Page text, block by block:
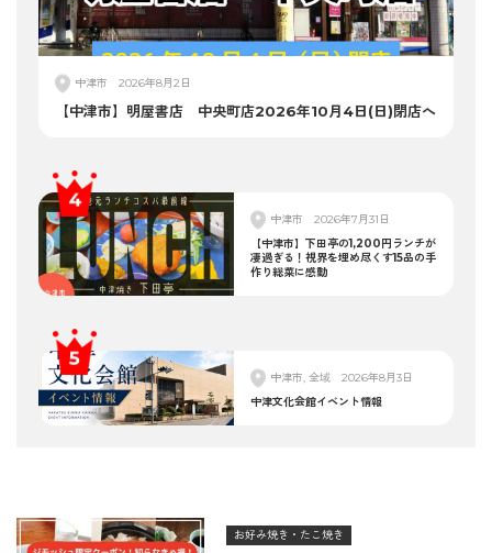
中津市 2026年8月2日
【中津市】明屋書店 中央町店2026年10月4日(日)閉店へ
中津市
2026年7月31日
【中津市】下田亭の1,200円ランチが
凄過ぎる！視界を埋め尽くす15品の手
作り総菜に感動
中津市, 全域
2026年8月3日
中津文化会館イベント情報
お好み焼き・たこ焼き